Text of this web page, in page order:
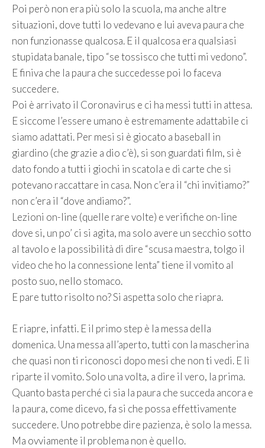
Poi però non era più solo la scuola, ma anche altre
situazioni, dove tutti lo vedevano e lui aveva paura che
non funzionasse qualcosa. E il qualcosa era qualsiasi
stupidata banale, tipo “se tossisco che tutti mi vedono”.
E finiva che la paura che succedesse poi lo faceva
succedere.
Poi è arrivato il Coronavirus e ci ha messi tutti in attesa.
E siccome l’essere umano è estremamente adattabile ci
siamo adattati. Per mesi si è giocato a baseball in
giardino (che grazie a dio c’è), si son guardati film, si è
dato fondo a tutti i giochi in scatola e di carte che si
potevano raccattare in casa. Non c’era il “chi invitiamo?”
non c’era il “dove andiamo?”.
Lezioni on-line (quelle rare volte) e verifiche on-line
dove si, un po’ ci si agita, ma solo avere un secchio sotto
al tavolo e la possibilità di dire “scusa maestra, tolgo il
video che ho la connessione lenta” tiene il vomito al
posto suo, nello stomaco.
E pare tutto risolto no? Si aspetta solo che riapra.
E riapre, infatti. E il primo step è la messa della
domenica. Una messa all’aperto, tutti con la mascherina
che quasi non ti riconosci dopo mesi che non ti vedi. E lì
riparte il vomito. Solo una volta, a dire il vero, la prima.
Quanto basta perché ci sia la paura che succeda ancora e
la paura, come dicevo, fa si che possa effettivamente
succedere. Uno potrebbe dire pazienza, è solo la messa.
Ma ovviamente il problema non è quello.